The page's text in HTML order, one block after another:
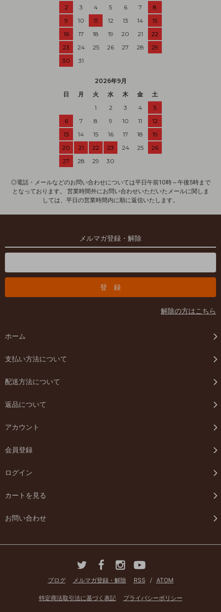
2
3 4 5 6 7
8
9
10 11 12 13 14
15
16
17 18 19 20 21
22
23
24 25 26 27 28
29
30
31
2026年9月
日
月 火 水 木 金
土
1
2 3 4
5
6
7 8 9 10 11
12
13
14 15 16 17 18
19
20
21 22 23 24 25
26
27
28 29 30
◎電話・メールなどのお問い合わせについては平日午前10時～午後5時まで
となっております。 営業時間外にお問い合わせいただいたメールに関しま
しては、平日の営業時間内に順に返信いたします。
メルマガ登録・解除
解除の方はこちら
ホーム
支払い方法について
配送方法について
返品について
アカウント
会員登録
ログイン
カートを見る
お問い合わせ
ブログ メルマガ登録・解除 RSS / ATOM
特定商法取引法に基づく表記 プライバシーポリシー